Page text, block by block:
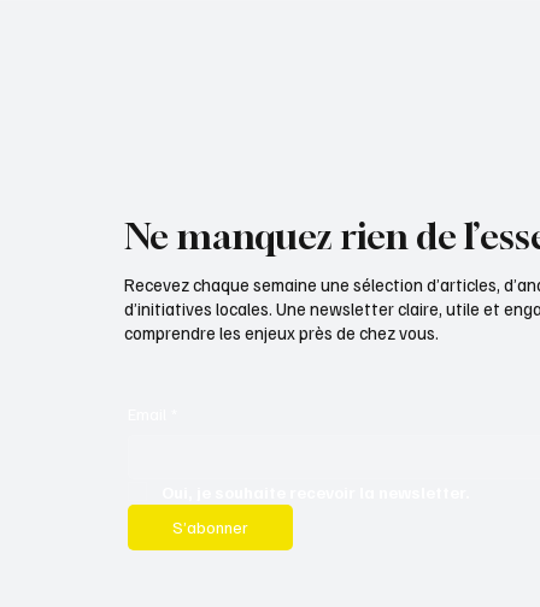
Ne manquez rien de
Recevez chaque semaine une sélection d’articles,
d’initiatives locales. Une newsletter claire, utile et
comprendre les enjeux près de chez vous.
S’abonner